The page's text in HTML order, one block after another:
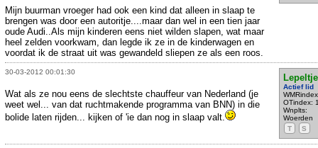
Mijn buurman vroeger had ook een kind dat alleen in slaap te
brengen was door een autoritje....maar dan wel in een tien jaar
oude Audi..Als mijn kinderen eens niet wilden slapen, wat maar
heel zelden voorkwam, dan legde ik ze in de kinderwagen en
voordat ik de straat uit was gewandeld sliepen ze als een roos.
30-03-2012 00:01:30
Lepeltje
Actief lid
OTindex:
Wnplts:
Woerden
T
S
Wat als ze nou eens de slechtste chauffeur van Nederland (je
weet wel... van dat ruchtmakende programma van BNN) in die
bolide laten rijden... kijken of 'ie dan nog in slaap valt.